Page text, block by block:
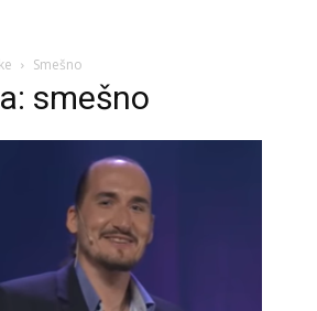
Smešno
smešno